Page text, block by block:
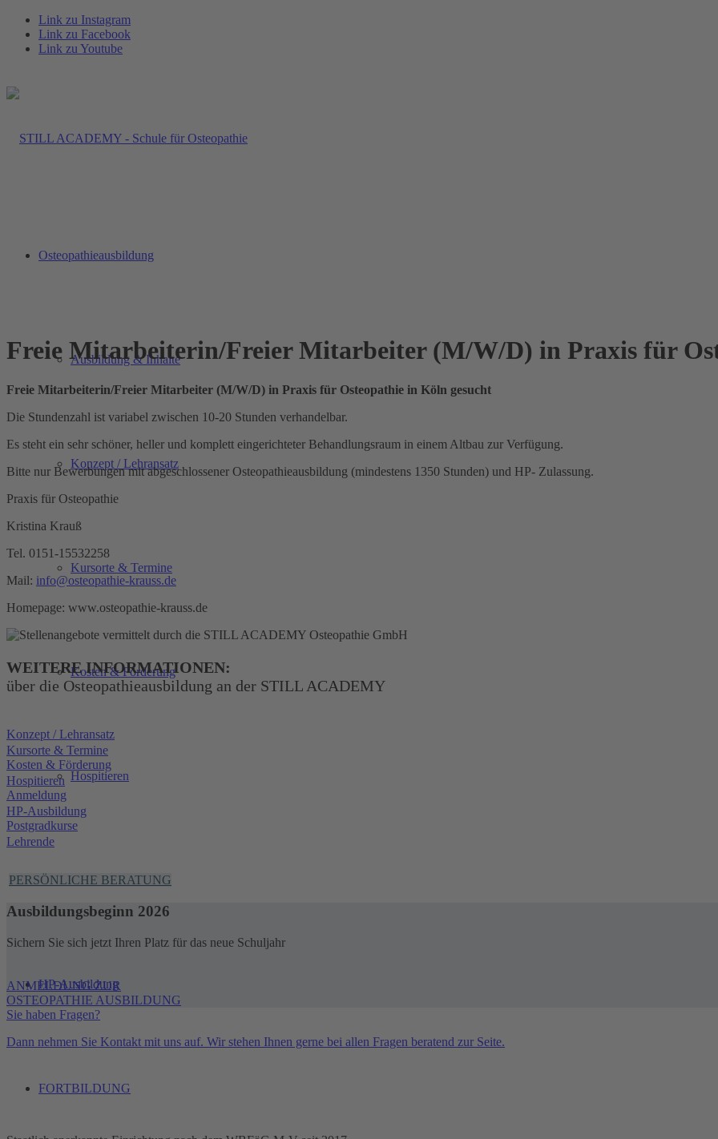
Link zu Instagram
Link zu Facebook
Link zu Youtube
Osteopathieausbildung
Ausbildung & Inhalte
Konzept / Lehransatz
Kursorte & Termine
Kosten & Förderung
Hospitieren
Anmeldung
HP-Ausbildung
FORTBILDUNG
Freie Mitarbeiterin/Freier Mitarbeiter (M/W/D) in Praxis für
Freie Mitarbeiterin/Freier Mitarbeiter (M/W/D) in Praxis für Osteopathie in Köln gesucht
Die Stundenzahl ist variabel zwischen 10-20 Stunden verhandelbar.
Es steht ein sehr schöner, heller und komplett eingerichteter Behandlungsraum in einem Altbau zur Verfügung.
Bitte nur Bewerbungen mit abgeschlossener Osteopathieausbildung (mindestens 1350 Stunden) und HP- Zulassung.
Praxis für Osteopathie
Kristina Krauß
Tel. 0151-15532258
Mail: info@osteopathie-krauss.de
Homepage: www.osteopathie-krauss.de
WEITERE INFORMATIONEN:
über die Osteopathieausbildung an der STILL ACADEMY
Konzept / Lehransatz
Kursorte & Termine
Kosten & Förderung
Hospitieren
Anmeldung
HP-Ausbildung
Postgradkurse
Lehrende
PERSÖNLICHE BERATUNG
Ausbildungsbeginn 2026
Sichern Sie sich jetzt Ihren Platz für das neue Schuljahr
ANMELDUNG ZUR
OSTEOPATHIE AUSBILDUNG
Sie haben Fragen?
Dann nehmen Sie Kontakt mit uns auf. Wir stehen Ihnen gerne bei allen Fragen beratend zur Seite.